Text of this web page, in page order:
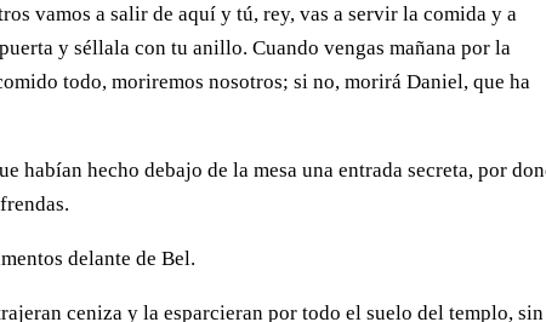
vamos a salir de aquí y tú, rey, vas a servir la comida y a
y séllala con tu anillo. Cuando vengas mañana por la
todo, moriremos nosotros; si no, morirá Daniel, que ha
habían hecho debajo de la mesa una entrada secreta, por
delante de Bel.
ceniza y la esparcieran por todo el suelo del templo, sin